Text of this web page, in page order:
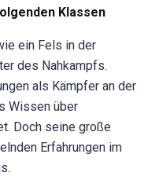
Klassen
ein Fels in der
des Nahkampfs.
als Kämpfer an der
Wissen über
Doch seine große
Erfahrungen im